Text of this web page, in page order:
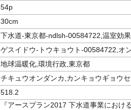
54p
30cm
下水道-東京都-ndlsh-00584722,温室効
ゲスイドウ-トウキョウト-00584722,オ
地球温暖化,環境行政,東京都
チキュウオンダンカ,カンキョウギョウ
518.2
『アースプラン2017 下水道事業にお